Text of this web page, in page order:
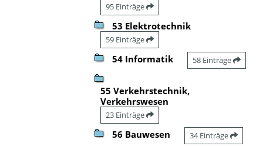
95 Einträge
53 Elektrotechnik
59 Einträge
54 Informatik 58 Einträge
55 Verkehrstechnik,
Verkehrswesen
23 Einträge
56 Bauwesen 34 Einträge